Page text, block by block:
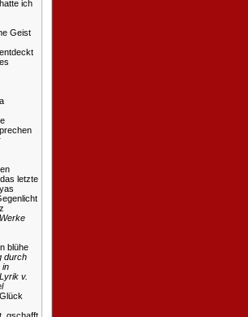
ich
Geist
letzte
blühe
durch
in
v.